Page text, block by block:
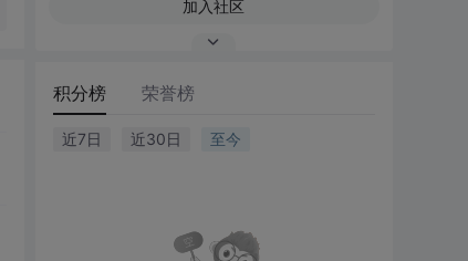
加入社区
积分榜 荣誉榜
近7日 近30日 至今